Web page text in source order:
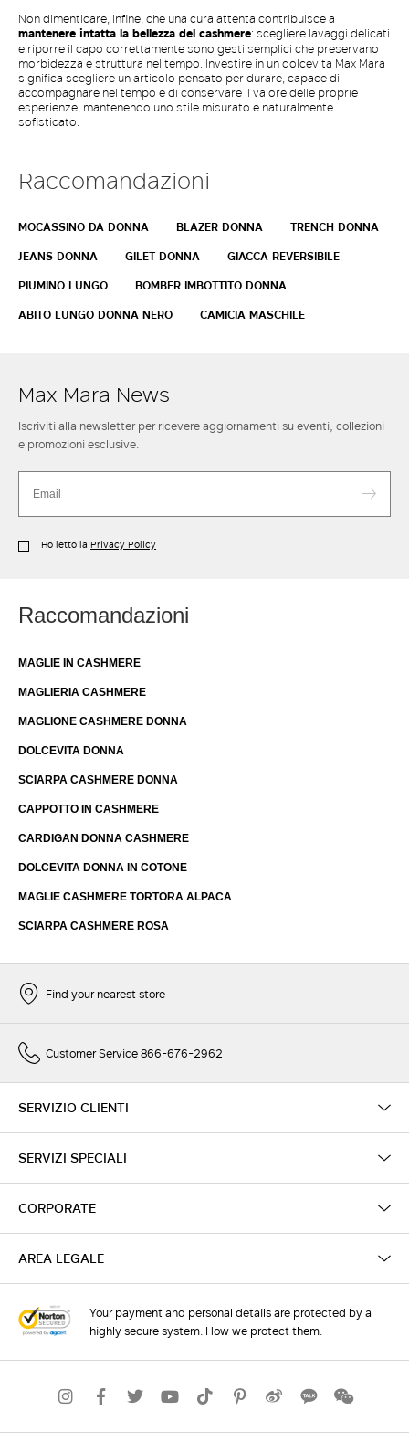
Non dimenticare, infine, che una cura attenta contribuisce a
mantenere intatta la bellezza del cashmere: scegliere lavaggi delicati
e riporre il capo correttamente sono gesti semplici che preservano
morbidezza e struttura nel tempo. Investire in un dolcevita Max Mara
significa scegliere un articolo pensato per durare, capace di
accompagnare nel tempo e di conservare il valore delle proprie
esperienze, mantenendo uno stile misurato e naturalmente
sofisticato.
Raccomandazioni
MOCASSINO DA DONNA BLAZER DONNA
TRENCH DONNA
JEANS DONNA
GILET DONNA
GIACCA REVERSIBILE
PIUMINO LUNGO
BOMBER IMBOTTITO DONNA
ABITO LUNGO DONNA NERO
CAMICIA MASCHILE
Max Mara News
Iscriviti alla newsletter per ricevere aggiornamenti su eventi, collezioni
e promozioni esclusive.
Ho letto la Privacy Policy
Raccomandazioni
MAGLIE IN CASHMERE
MAGLIERIA CASHMERE
MAGLIONE CASHMERE DONNA
DOLCEVITA DONNA
SCIARPA CASHMERE DONNA
CAPPOTTO IN CASHMERE
CARDIGAN DONNA CASHMERE
DOLCEVITA DONNA IN COTONE
MAGLIE CASHMERE TORTORA ALPACA
SCIARPA CASHMERE ROSA
Find your nearest store
Customer Service 866-676-2962
SERVIZIO CLIENTI
SERVIZI SPECIALI
CORPORATE
AREA LEGALE
Your payment and personal details are protected by a
highly secure system. How we protect them.